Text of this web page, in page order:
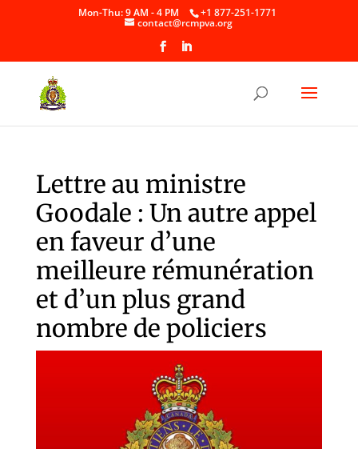
Mon-Thu: 9 AM - 4 PM +1 877-251-1771
contact@rcmpva.org
Lettre au ministre
Goodale : Un autre appel
en faveur d’une
meilleure rémunération
et d’un plus grand
nombre de policiers